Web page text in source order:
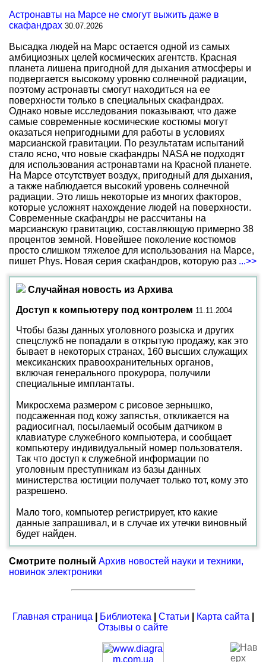
Астронавты на Марсе не смогут выжить даже в
скафандрах 30.07.2026
Высадка людей на Марс остается одной из самых
амбициозных целей космических агентств. Красная
планета лишена пригодной для дыхания атмосферы и
подвергается высокому уровню солнечной радиации,
поэтому астронавты смогут находиться на ее
поверхности только в специальных скафандрах.
Однако новые исследования показывают, что даже
самые современные космические костюмы могут
оказаться непригодными для работы в условиях
марсианской гравитации. По результатам испытаний
стало ясно, что новые скафандры NASA не подходят
для использования астронавтами на Красной планете.
На Марсе отсутствует воздух, пригодный для дыхания,
а также наблюдается высокий уровень солнечной
радиации. Это лишь некоторые из многих факторов,
которые усложнят нахождение людей на поверхности.
Современные скафандры не рассчитаны на
марсианскую гравитацию, составляющую примерно 38
процентов земной. Новейшее поколение костюмов
просто слишком тяжелое для использования на Марсе,
пишет Phys. Новая серия скафандров, которую раз ...>>
Случайная новость из Архива
Доступ к компьютеру под контролем 11.11.2004
Чтобы базы данных уголовного розыска и других
спецслужб не попадали в открытую продажу, как это
бывает в некоторых странах, 160 высших служащих
мексиканских правоохранительных органов,
включая генерального прокурора, получили
специальные имплантаты.
Микросхема размером с рисовое зернышко,
подсаженная под кожу запястья, откликается на
радиосигнал, посылаемый особым датчиком в
клавиатуре служебного компьютера, и сообщает
компьютеру индивидуальный номер пользователя.
Так что доступ к служебной информации по
уголовным преступникам из базы данных
министерства юстиции получает только тот, кому это
разрешено.
Мало того, компьютер регистрирует, кто какие
данные запрашивал, и в случае их утечки виновный
будет найден.
Смотрите полный Архив новостей науки и техники,
новинок электроники
Главная страница Библиотека Статьи Карта сайта
Отзывы о сайте